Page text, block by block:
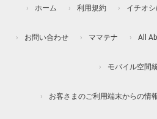
ホーム 利用規約 イチオ
お問い合わせ ママテナ All
モバイル空間
お客さまのご利用端末からの情